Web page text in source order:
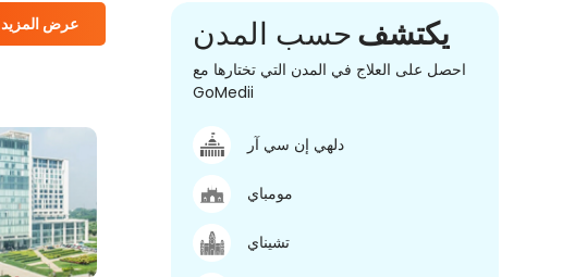
عرض المزيد يكتشفحسب المدن
احصل على العلاج في المدن التي تختارها مع
GoMedii
دلهي إن سي آر
مومباي
تشيناي